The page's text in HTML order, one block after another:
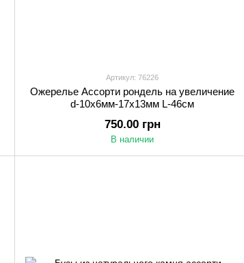
Артикул: 76226
Ожерелье Ассорти рондель на увеличение
d-10х6мм-17х13мм L-46см
750.00 грн
В наличии